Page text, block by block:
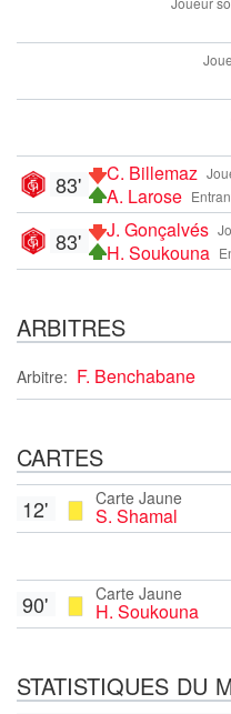
C. Billemaz
A. Larose
83'
J. Gonçalvés
H. Soukouna
83'
ARBITRES
Arbitre: F. Benchabane
CARTES
Carte Jaune
S. Shamal
12'
Carte Jaune
H. Soukouna
90'
STATISTIQUES DU